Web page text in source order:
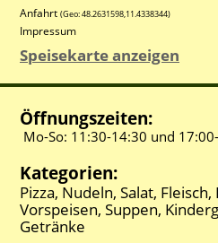
Anfahrt (Geo:48.2631598,11.4338344)
Impressum
Speisekarte anzeigen
Öffnungszeiten:
Mo-So: 11:30-14:30 und 17:00-
Kategorien:
Pizza, Nudeln, Salat, Fleisch,
Vorspeisen, Suppen,
Getränke